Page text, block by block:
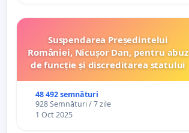
Suspendarea Președintelui
României, Nicușor Dan, pentru abuz
de funcție și discreditarea statului
48 492 semnături
928 Semnături / 7 zile
1 Oct 2025